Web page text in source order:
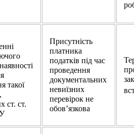
такої
ст. ст.
Присутність
платника
податків під час
проведення
документальних
невиїзних
перевірок не
обов’язкова